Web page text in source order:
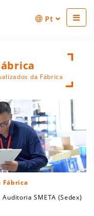
Pt
da Fábrica
Auditoria SMETA (Sedex)